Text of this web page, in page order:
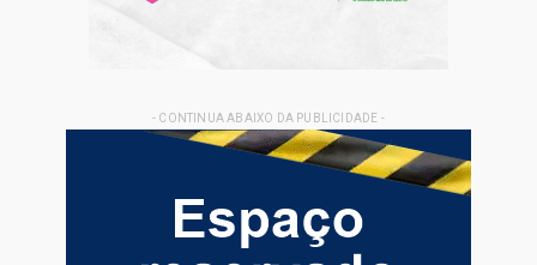
- CONTINUA ABAIXO DA PUBLICIDADE -